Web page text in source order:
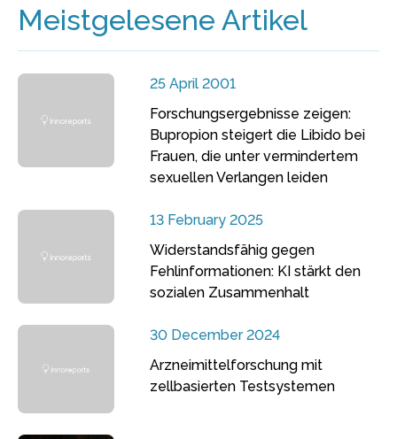
Meistgelesene Artikel
25 April 2001
Forschungsergebnisse zeigen:
Bupropion steigert die Libido bei
Frauen, die unter vermindertem
sexuellen Verlangen leiden
13 February 2025
Widerstandsfähig gegen
Fehlinformationen: KI stärkt den
sozialen Zusammenhalt
30 December 2024
Arzneimittelforschung mit
zellbasierten Testsystemen